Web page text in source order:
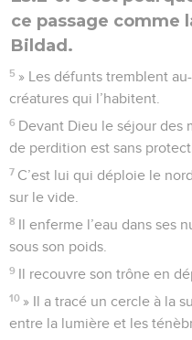
ce passage comme
Bildad.
5 » Les défunts tremblent
créatures qui l’habitent.
6 Devant Dieu le séjour des
de perdition est sans
7 C’est lui qui déploie le
sur le vide.
8 Il enferme l’eau dans ses
sous son poids.
9 Il recouvre son trône en
10 » Il a tracé un cercle à la
entre la lumière et les